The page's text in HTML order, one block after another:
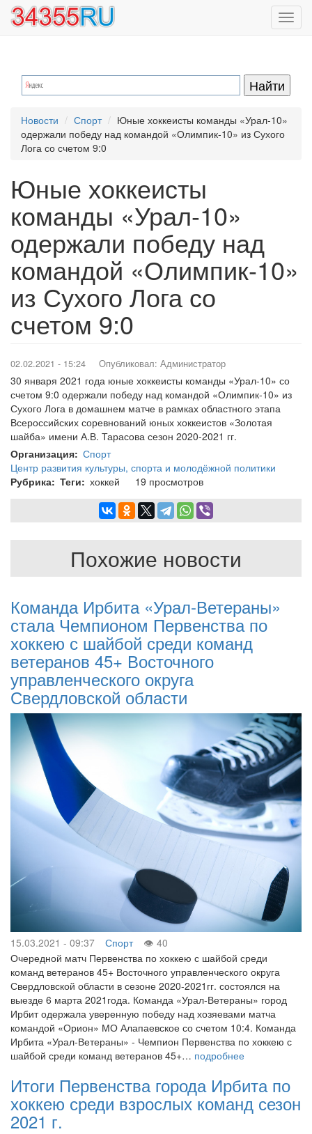
Перейти
основному
Новости Спорт
Юные хоккеисты команды «Урал-10»
одержали победу над командой «Олимпик-10» из Сухого
Лога со счетом 9:0
Юные хоккеисты
команды «Урал-10»
одержали победу над
командой «Олимпик-10»
из Сухого Лога со
счетом 9:0
02.02.2021 - 15:24 Опубликовал: Администратор
30 января 2021 года юные хоккеисты команды «Урал-10» со
счетом 9:0 одержали победу над командой «Олимпик-10» из
Сухого Лога в домашнем матче в рамках областного этапа
Всероссийских соревнований юных хоккеистов «Золотая
шайба» имени А.В. Тарасова сезон 2020-2021 гг.
Организация
Центр развития культуры, спорта и молодёжной политики
Рубрика
Спорт
Теги
хоккей 19 просмотров
Похожие новости
Команда Ирбита «Урал-Ветераны»
стала Чемпионом Первенства по
хоккею с шайбой среди команд
ветеранов 45+ Восточного
управленческого округа
Свердловской области
15.03.2021 - 09:37 Спорт
40
Очередной матч Первенства по хоккею с шайбой среди
команд ветеранов 45+ Восточного управленческого округа
Свердловской области в сезоне 2020-2021гг. состоялся на
выезде 6 марта 2021года. Команда «Урал-Ветераны» город
Ирбит одержала уверенную победу над хозяевами матча
командой «Орион» МО Алапаевское со счетом 10:4. Команда
Ирбита «Урал-Ветераны» - Чемпион Первенства по хоккею с
шайбой среди команд ветеранов 45+… подробнее
Итоги Первенства города Ирбита по
хоккею среди взрослых команд сезон
2021 г.